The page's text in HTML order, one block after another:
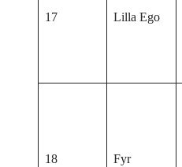
17 Lilla Ego
18 Fyr